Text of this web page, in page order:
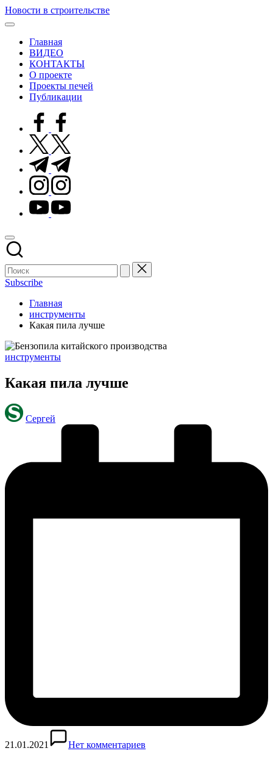
Перейти
к
Новости в строительстве
Современные
строительстве
Главная
ВИДЕО
КОНТАКТЫ
О проекте
Проекты печей
Публикации
facebook.com
twitter.com
t.me
instagram.com
youtube.com
Subscribe
Главная
инструменты
Какая пила лучше
Опубликовано
инструменты
Какая пила лучше
Запись
от
Сергей
21.01.2021
Нет комментариев